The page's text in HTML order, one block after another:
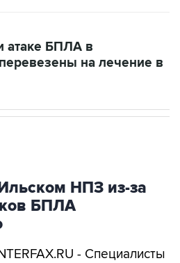
атаке БПЛА в
на лечение в
НПЗ из-за
БПЛА
- Специалисты